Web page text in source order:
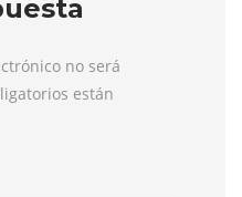
no será
están